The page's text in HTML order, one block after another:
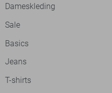
Dameskleding
Sale
Basics
Jeans
T-shirts